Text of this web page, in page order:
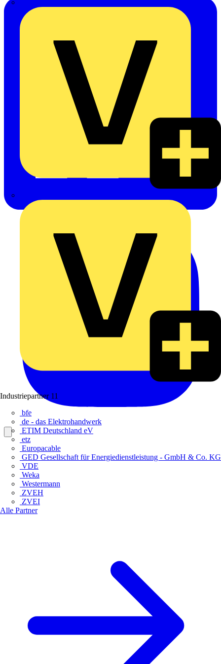
Industriepartner 11
bfe
de - das Elektrohandwerk
ETIM Deutschland eV
etz
Europacable
GED Gesellschaft für Energiedienstleistung - GmbH & Co. KG
VDE
Weka
Westermann
ZVEH
ZVEI
Alle Partner